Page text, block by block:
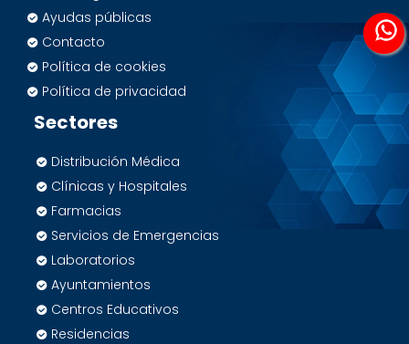
Ayudas públicas
Contacto
Política de cookies
Política de privacidad
Sectores
Distribución Médica
Clínicas y Hospitales
Farmacias
Servicios de Emergencias
Laboratorios
Ayuntamientos
Centros Educativos
Residencias